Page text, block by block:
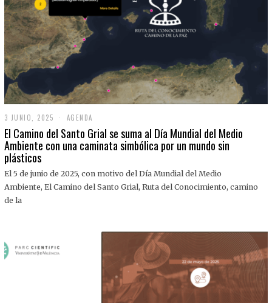
3 JUNIO, 2025
J
U
N
,
0
AGENDA
El Camino del Santo Grial se suma al Día Mundial del Medio
Ambiente con una caminata simbólica por un mundo sin
plásticos
El 5 de junio de 2025, con motivo del Día Mundial del Medio
Ambiente, El Camino del Santo Grial, Ruta del Conocimiento, camino
de la